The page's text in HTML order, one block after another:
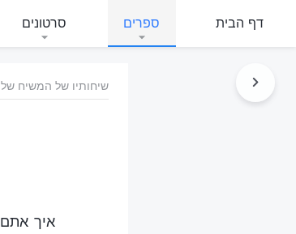
דף הבית ספרים סרטונים
שיחותיו של המשיח
איך